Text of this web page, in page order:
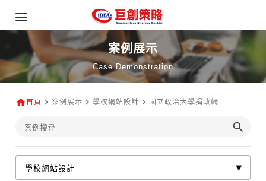
案例展示
Case Demonstration
首頁 案例展示 學校網站設計 國立政治大學捐政網